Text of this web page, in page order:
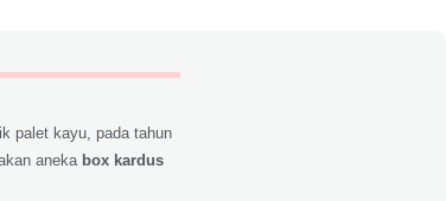
palet kayu, pada tahun
aneka box kardus